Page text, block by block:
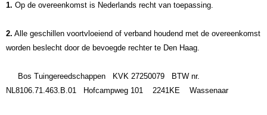
1. Op de overeenkomst is Nederlands recht van toepassing.
2. Alle geschillen voortvloeiend of verband houdend met de overeenkomst
worden beslecht door de bevoegde rechter te Den Haag.
Bos Tuingereedschappen KVK 27250079 BTW nr.
NL8106.71.463.B.01
Hofcampweg 101 2241KE Wassenaar